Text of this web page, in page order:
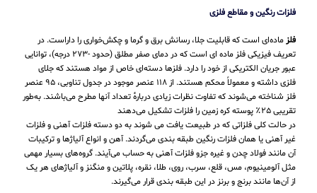
فلزات رنگین و مقاطع فلزی
فلز ماده‌ای است که قابلیت جلا، رسانش برق و گرما و چکش‌خواری را داراست. در
تعریف فیزیکی فلز ماده ای است که در دمای صفر مطلق (حدود -۲۷۳ درجه)، توانایی
عبور جریان الکتریکی از خود را دارد. فلزها دسته‌ای خاص از مواد هستند که جلای
فلزی داشته و معمولاً محکم هستند. از ۱۱۸ عنصر موجود در جدول تناوبی، ۹۵ عنصر
فلز شناخته می‌شوند که تفاوت نظرات زیادی دربارهٔ تعداد آنها مطرح می‌باشند. به‌طور
تقریبی ۲۵٪ پوسته کره زمین را فلزات تشکیل می‌دهند
در حالت کلی فلزاتی که در طبیعت یافت می شوند به دو دسته فلزات آهنی و فلزات
غیر آهنی یا همان فلزات رنگین طبقه بندی می‌گردند. آهن و انواع آلیاژها و ترکیبات
آن مانند فولاد چدن و غیره جزو فلزات آهنی به حساب می‌‌آیند. گروه‌های بسیار مهمی
مثل آلومینیوم، مس، قلع، سرب، روی، طلا، نقره، پلاتین و منگنز و آلیاژهای هر یک
از آن‌ها مانند برنج و برنز در این طبقه‌ بندی قرار می‌‌گیرند.